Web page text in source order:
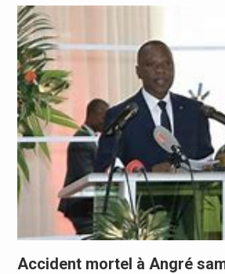
Accident mortel à Angré